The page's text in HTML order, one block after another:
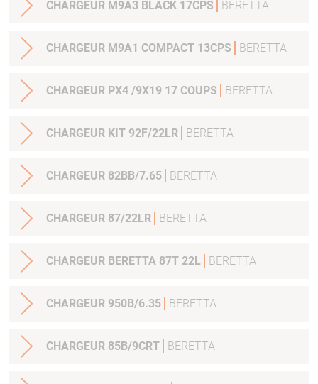
CHARGEUR M9A3 BLACK 17CPS BERETTA
CHARGEUR M9A1 COMPACT 13CPS BERETTA
CHARGEUR PX4 /9X19 17 COUPS BERETTA
CHARGEUR KIT 92F/22LR BERETTA
CHARGEUR 82BB/7.65 BERETTA
CHARGEUR 87/22LR BERETTA
CHARGEUR BERETTA 87T 22L BERETTA
CHARGEUR 950B/6.35 BERETTA
CHARGEUR 85B/9CRT BERETTA